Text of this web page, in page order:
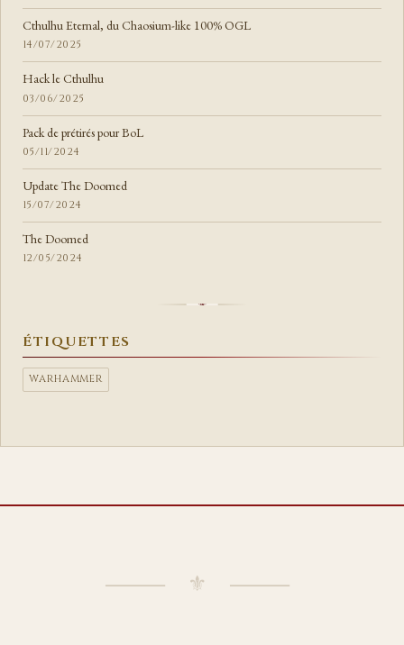
Cthulhu Eternal, du Chaosium-like 100% OGL
14/07/2025
Hack le Cthulhu
03/06/2025
Pack de prétirés pour BoL
05/11/2024
Update The Doomed
15/07/2024
The Doomed
12/05/2024
ÉTIQUETTES
WARHAMMER
⸻ ⚜ ⸻